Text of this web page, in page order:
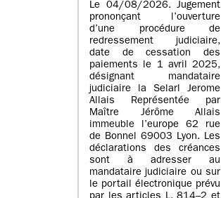
Le 04/08/2026. Jugement
prononçant l’ouverture
d’une procédure de
redressement judiciaire,
date de cessation des
paiements le 1 avril 2025,
désignant mandataire
judiciaire la Selarl Jerome
Allais Représentée par
Maître Jérôme Allais
immeuble l’europe 62 rue
de Bonnel 69003 Lyon. Les
déclarations des créances
sont à adresser au
mandataire judiciaire ou sur
le portail électronique prévu